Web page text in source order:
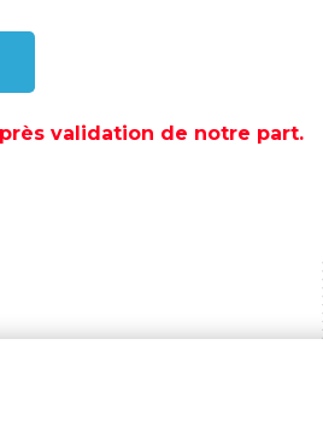
validation de notre part.